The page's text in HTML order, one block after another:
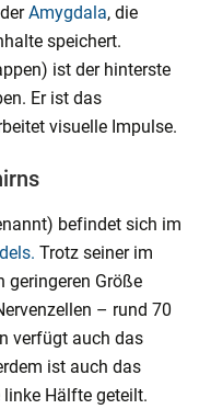
Amygdala, die
speichert.
ist der hinterste
Er ist das
visuelle Impulse.
befindet sich im
Trotz seiner im
geringeren Größe
– rund 70
verfügt auch das
ist auch das
linke Hälfte geteilt.